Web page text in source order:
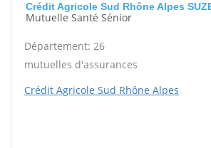
Crédit Agricole Sud Rhône Alpes
Mutuelle Santé Sénior
Département: 26
mutuelles d'assurances
Crédit Agricole Sud Rhône Alpes